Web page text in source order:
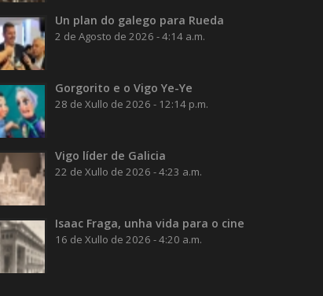
Un plan do galego para Rueda
2 de Agosto de 2026 - 4:14 a.m.
Gorgorito e o Vigo Ye-Ye
28 de Xullo de 2026 - 12:14 p.m.
Vigo líder de Galicia
22 de Xullo de 2026 - 4:23 a.m.
Isaac Fraga, unha vida para o cine
16 de Xullo de 2026 - 4:20 a.m.